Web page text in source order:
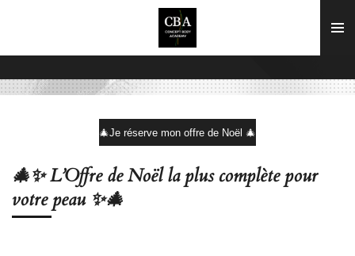
🎄Je réserve mon offre de Noël 🎄
🎄✨L’Offre de Noël la plus complète pour
votre peau ✨🎄